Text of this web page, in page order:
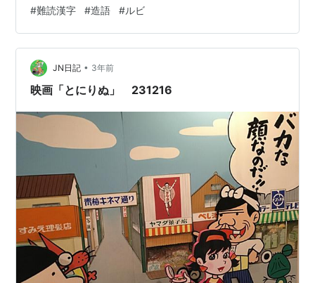
(ばんなぐろ)のように"（）"でくくって読みを表すことも
あります。 HTMLでは <ruby>漢字<rp>(</rp><rt>ふり
がな</rt><rp>)</rp></ruby> と記述することでルビを記
述することができます。 RPGツクール／MakerMV・MZ
ではプラグインを導入する…
#難読漢字 #造語 #ルビ
JN日記 • 3年前
映画「とにりぬ」 231216